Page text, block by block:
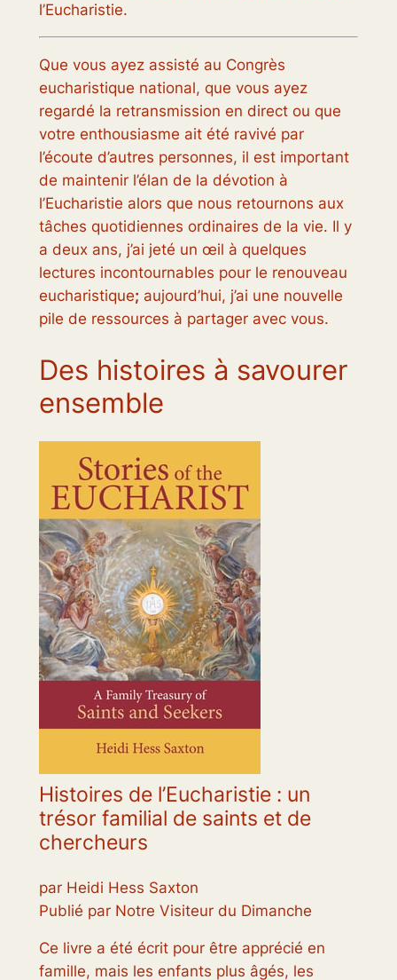
l’Eucharistie.
Que vous ayez assisté au Congrès
eucharistique national, que vous ayez
regardé la retransmission en direct ou que
votre enthousiasme ait été ravivé par
l’écoute d’autres personnes, il est important
de maintenir l’élan de la dévotion à
l’Eucharistie alors que nous retournons aux
tâches quotidiennes ordinaires de la vie. Il y
a deux ans, j’ai jeté un œil à quelques
lectures incontournables pour le renouveau
eucharistique;aujourd’hui, j’ai une nouvelle
pile de ressources à partager avec vous.
Des histoires à savourer
ensemble
Histoires de l’Eucharistie : un
trésor familial de saints et de
chercheurs
par Heidi Hess Saxton
Publié par Notre Visiteur du Dimanche
Ce livre a été écrit pour être apprécié en
famille, mais les enfants plus âgés, les